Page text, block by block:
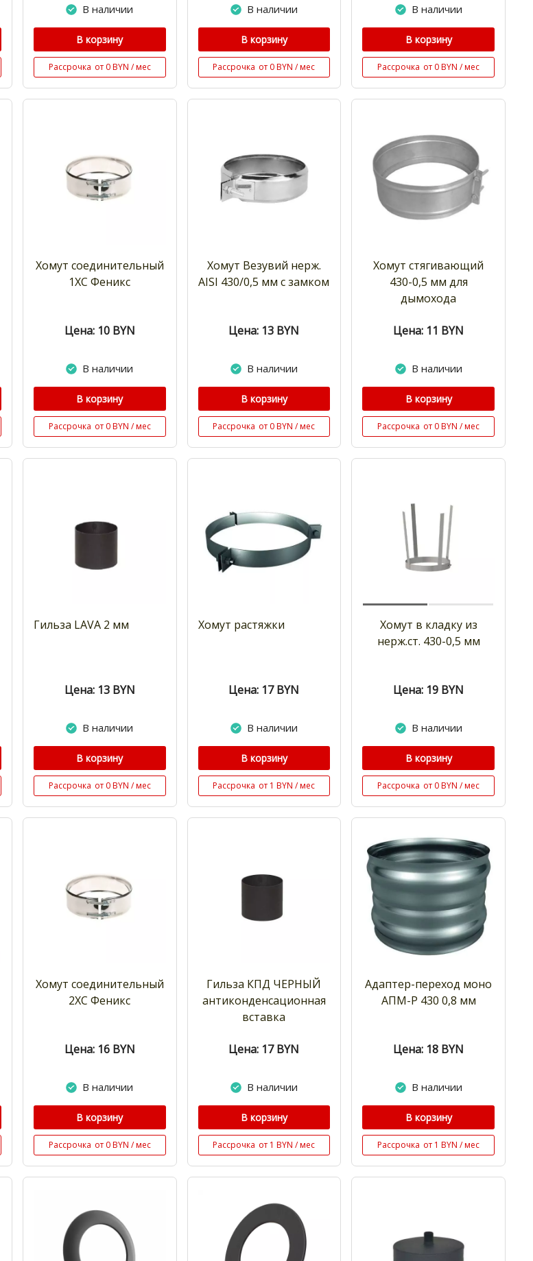
В наличии
В корзину
Рассрочка от 0 BYN / мес
В наличии
В корзину
Рассрочка от 0 BYN / мес
В наличии
В корзину
Рассрочка от 0 BYN / мес
Хомут соединительный
1ХС Феникс
Цена: 10 BYN
В наличии
В корзину
Рассрочка от 0 BYN / мес
Хомут Везувий нерж.
AISI 430/0,5 мм с замком
Цена: 13 BYN
В наличии
В корзину
Рассрочка от 0 BYN / мес
Хомут стягивающий
430-0,5 мм для
дымохода
Цена: 11 BYN
В наличии
В корзину
Рассрочка от 0 BYN / мес
Гильза LAVA 2 мм
Цена: 13 BYN
В наличии
В корзину
Рассрочка от 0 BYN / мес
Хомут растяжки
Цена: 17 BYN
В наличии
В корзину
Рассрочка от 1 BYN / мес
Хомут в кладку из
нерж.ст. 430-0,5 мм
Цена: 19 BYN
В наличии
В корзину
Рассрочка от 0 BYN / мес
Хомут соединительный
2ХС Феникс
Цена: 16 BYN
В наличии
В корзину
Рассрочка от 0 BYN / мес
Гильза КПД ЧЕРНЫЙ
антиконденсационная
вставка
Цена: 17 BYN
В наличии
В корзину
Рассрочка от 1 BYN / мес
Адаптер-переход моно
АПМ-Р 430 0,8 мм
Цена: 18 BYN
В наличии
В корзину
Рассрочка от 1 BYN / мес